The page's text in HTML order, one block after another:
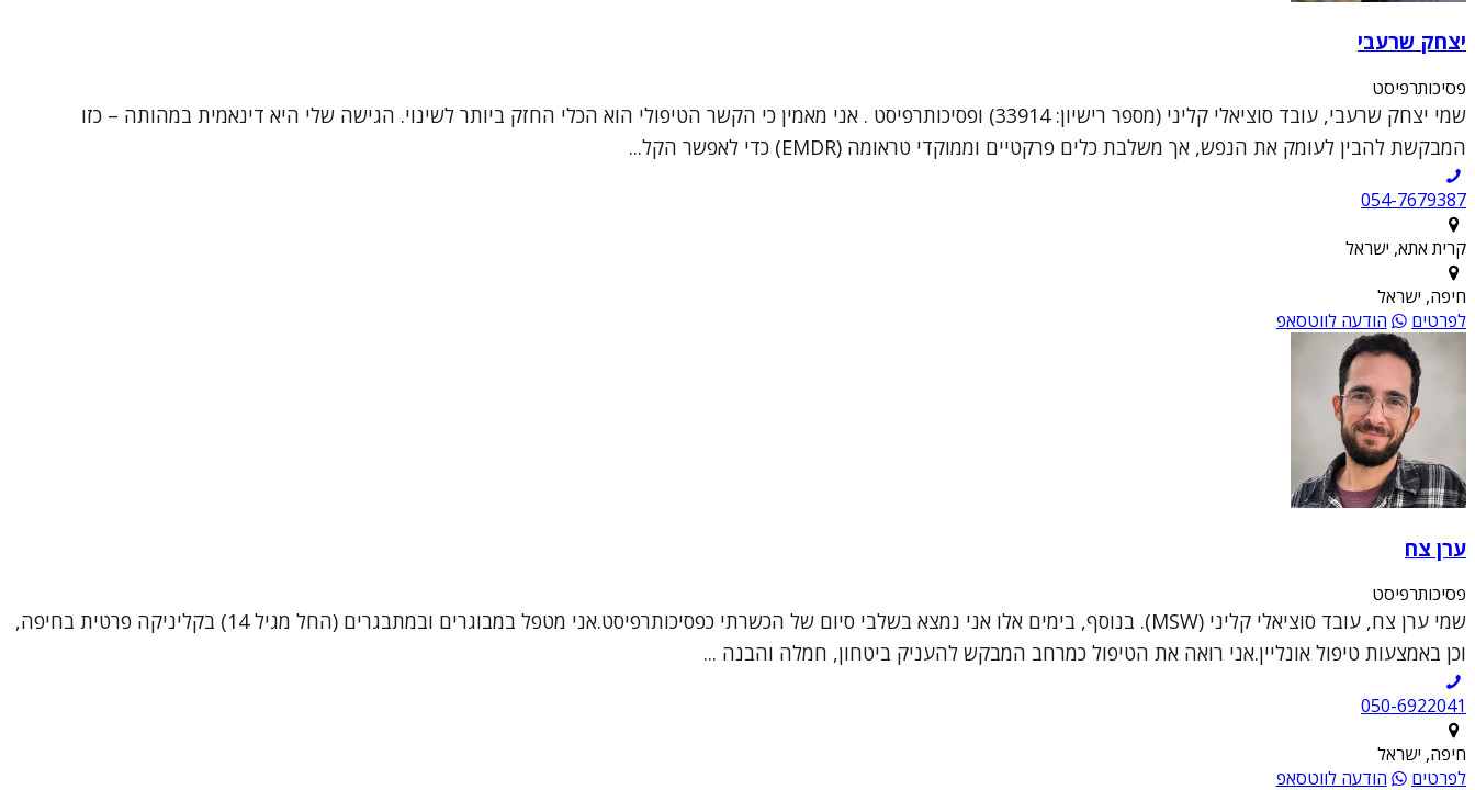
יצחק שרעבי
פסיכותרפיסט
שמי יצחק שרעבי, עובד סוציאלי קליני (מספר רישיון: 33914) ופסיכותרפיסט . אני מאמין כי הקשר הטיפולי הוא הכלי החזק ביותר לשינוי. הגישה שלי היא דינאמית במהותה – כזו
המבקשת להבין לעומק את הנפש, אך משלבת כלים פרקטיים וממוקדי טראומה (EMDR) כדי לאפשר הקל...
054-7679387
קרית אתא, ישראל
חיפה, ישראל
לפרטים
הודעה לווטסאפ
ערן צח
פסיכותרפיסט
שמי ערן צח, עובד סוציאלי קליני (MSW). בנוסף, בימים אלו אני נמצא בשלבי סיום של הכשרתי כפסיכותרפיסט.אני מטפל במבוגרים ובמתבגרים (החל מגיל 14) בקליניקה פרטית בחיפה,
וכן באמצעות טיפול אונליין.אני רואה את הטיפול כמרחב המבקש להעניק ביטחון, חמלה והבנה ...
050-6922041
חיפה, ישראל
לפרטים
הודעה לווטסאפ